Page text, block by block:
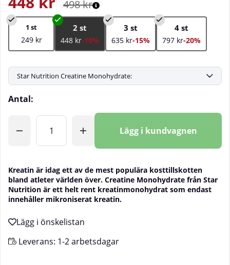
498kr
1 st
249 kr
2 st
448 kr-10%
3 st
635 kr-15%
4 st
797 kr-20%
Antal:
Lägg i kundvagnen
Kreatin är idag ett av de mest populära kosttillskotten
bland atleter världen över. Creatine Monohydrate från Star
Nutrition är ett helt rent kreatinmonohydrat som endast
innehåller mikroniserat kreatin.
Leverans: 1-2 arbetsdagar